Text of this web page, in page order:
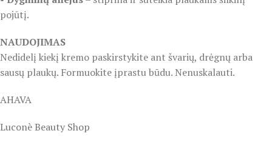
pojūtį.
NAUDOJIMAS
Nedidelį kiekį kremo paskirstykite ant švarių, drėgnų arba
sausų plaukų. Formuokite įprastu būdu. Nenuskalauti.
AHAVA
Luconè Beauty Shop